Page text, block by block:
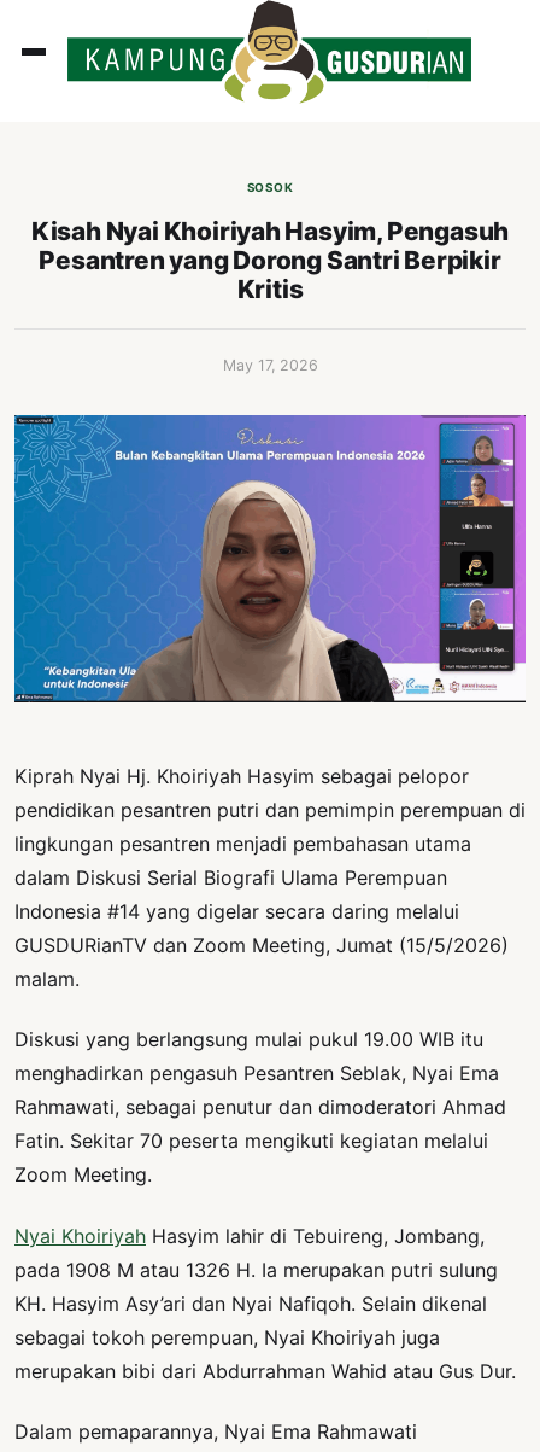
SOSOK
Kisah Nyai Khoiriyah Hasyim, Pengasuh
Pesantren yang Dorong Santri Berpikir
Kritis
May 17, 2026
Kiprah Nyai Hj. Khoiriyah Hasyim sebagai pelopor
pendidikan pesantren putri dan pemimpin perempuan di
lingkungan pesantren menjadi pembahasan utama
dalam Diskusi Serial Biografi Ulama Perempuan
Indonesia #14 yang digelar secara daring melalui
GUSDURianTV dan Zoom Meeting, Jumat (15/5/2026)
malam.
Diskusi yang berlangsung mulai pukul 19.00 WIB itu
menghadirkan pengasuh Pesantren Seblak, Nyai Ema
Rahmawati, sebagai penutur dan dimoderatori Ahmad
Fatin. Sekitar 70 peserta mengikuti kegiatan melalui
Zoom Meeting.
Nyai Khoiriyah Hasyim lahir di Tebuireng, Jombang,
pada 1908 M atau 1326 H. Ia merupakan putri sulung
KH. Hasyim Asy’ari dan Nyai Nafiqoh. Selain dikenal
sebagai tokoh perempuan, Nyai Khoiriyah juga
merupakan bibi dari Abdurrahman Wahid atau Gus Dur.
Dalam pemaparannya, Nyai Ema Rahmawati